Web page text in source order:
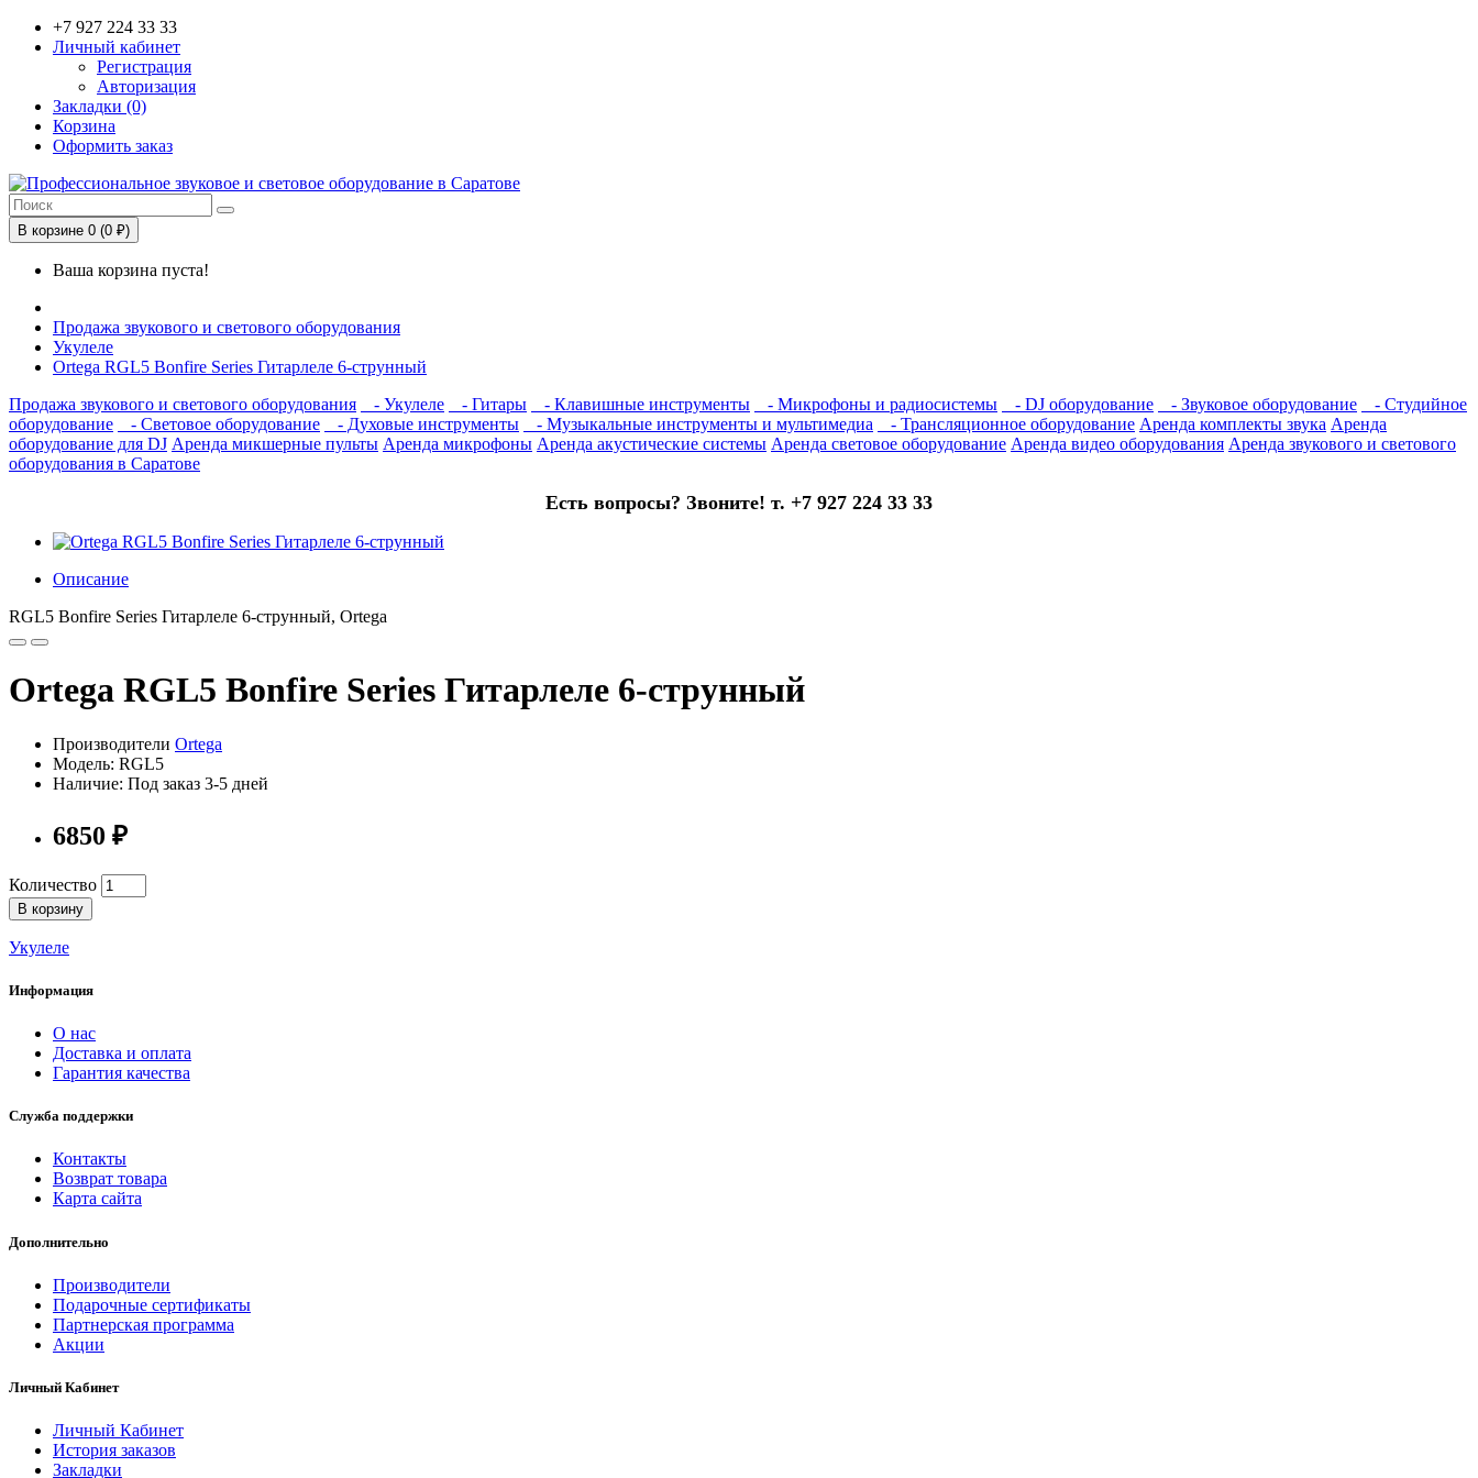
+7 927 224 33 33
Личный кабинет
Регистрация
Авторизация
Закладки (0)
Корзина
Оформить заказ
В корзине 0 (0 ₽)
Ваша корзина пуста!
Продажа звукового и светового оборудования
Укулеле
Ortega RGL5 Bonfire Series Гитарлеле 6-струнный
Продажа звукового и светового оборудования
- Укулеле - Гитары - Клавишные инструменты - Микрофоны и радиосистемы - DJ оборудование - Звуковое оборудование
- Студийное
оборудование
- Световое оборудование - Духовые инструменты - Музыкальные инструменты и мультимедиа - Трансляционное оборудование Аренда комплекты звука Аренда
оборудование для DJ Аренда микшерные пульты Аренда микрофоны Аренда акустические системы Аренда световое оборудование Аренда видео оборудования Аренда звукового и светового
оборудования в Саратове
Есть вопросы? Звоните! т. +7 927 224 33 33
Описание
RGL5 Bonfire Series Гитарлеле 6-струнный, Ortega
Ortega RGL5 Bonfire Series Гитарлеле 6-струнный
Производители Ortega
Модель: RGL5
Наличие: Под заказ 3-5 дней
6850 ₽
Количество
В корзину
Укулеле
Информация
О нас
Доставка и оплата
Гарантия качества
Служба поддержки
Контакты
Возврат товара
Карта сайта
Дополнительно
Производители
Подарочные сертификаты
Партнерская программа
Акции
Личный Кабинет
Личный Кабинет
История заказов
Закладки